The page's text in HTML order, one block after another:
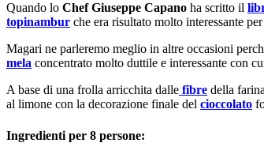
Quando lo Chef Giuseppe Capano ha scritto il
topinambur che era risultato molto interessante
Magari ne parleremo meglio in altre occasioni
mela concentrato molto duttile e interessante con
A base di una frolla arricchita dalle fibre della
al limone con la decorazione finale del cioccolato
Ingredienti per 8 persone: